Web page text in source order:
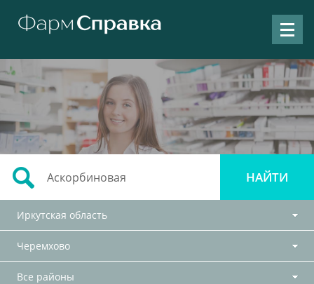
Иркутская область
Черемхово
Все районы